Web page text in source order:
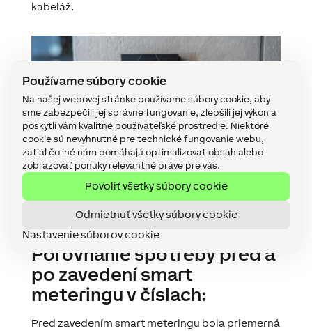
Používame súbory cookie
Na našej webovej stránke používame súbory cookie, aby
sme zabezpečili jej správne fungovanie, zlepšili jej výkon a
poskytli vám kvalitné používateľské prostredie. Niektoré
cookie sú nevyhnutné pre technické fungovanie webu,
zatiaľ čo iné nám pomáhajú optimalizovať obsah alebo
zobrazovať ponuky relevantné práve pre vás.
Povoliť všetky súbory cookie
Odmietnuť všetky súbory cookie
Nastavenie súborov cookie
kabeláž.
Porovnanie spotreby pred a
po zavedení smart
meteringu v číslach:
Pred zavedením smart meteringu bola priemerná